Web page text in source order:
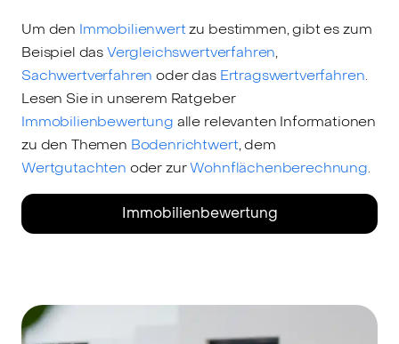
Um den Immobilienwertzu bestimmen, gibt es zum
Beispiel dasVergleichswertverfahren,
Sachwertverfahren oder das Ertragswertverfahren.
Lesen Sie in unserem Ratgeber
Immobilienbewertung alle relevanten Informationen
zu den Themen Bodenrichtwert, dem
Wertgutachten oder zurWohnflächenberechnung.
Immobilienbewertung